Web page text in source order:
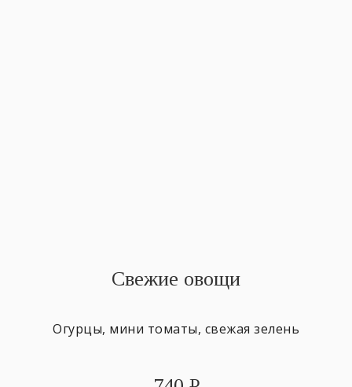
Свежие овощи
Огурцы, мини томаты, свежая зелень